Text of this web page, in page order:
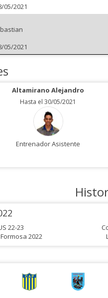
05/2021
05/2021
Altamirano Alejandro
Hasta el 30/05/2021
Entrenador Asistente
22-23
2022